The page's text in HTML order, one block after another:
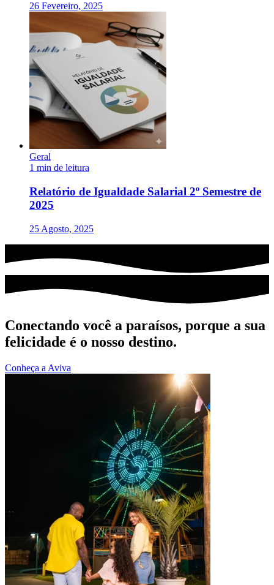
26 Fevereiro, 2025
Geral
1 min de leitura
Relatório de Igualdade Salarial 2º Semestre de
2025
25 Agosto, 2025
Conectando você a paraísos, porque a sua
felicidade é o nosso destino.
Conheça a Aviva